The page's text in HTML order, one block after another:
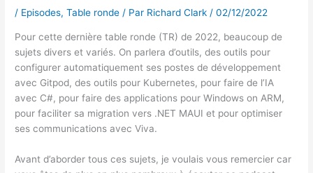
/ Episodes,Table ronde / Par Richard Clark /02/12/2022
Pour cette dernière table ronde (TR) de 2022, beaucoup de
sujets divers et variés. On parlera d’outils, des outils pour
configurer automatiquement ses postes de développement
avec Gitpod, des outils pour Kubernetes, pour faire de l’IA
avec C#, pour faire des applications pour Windows on ARM,
pour faciliter sa migration vers .NET MAUI et pour optimiser
ses communications avec Viva.
Avant d’aborder tous ces sujets, je voulais vous remercier car